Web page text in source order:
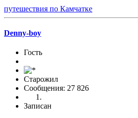
путешествия по Камчатке
Denny-boy
Гость
Старожил
Сообщения: 27 826
Записан